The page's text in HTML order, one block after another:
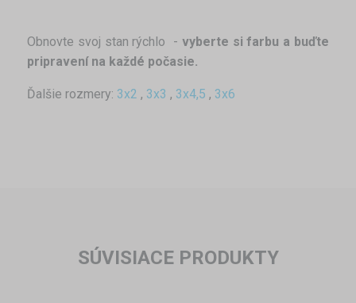
Obnovte svoj stan rýchlo - vyberte si farbu a buďte
pripravení na každé počasie.
Ďalšie rozmery: 3x2 , 3x3 , 3x4,5 , 3x6
SÚVISIACE PRODUKTY